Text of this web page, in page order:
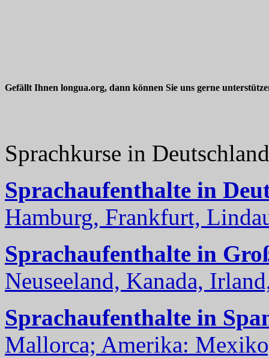
Gefällt Ihnen longua.org, dann können Sie uns gerne
Sprachkurse in
Sprachaufenthalte in
Hamburg, Frankfurt,
Sprachaufenthalte in
Neuseeland, Kanada,
Sprachaufenthalte in
Mallorca; Amerika: